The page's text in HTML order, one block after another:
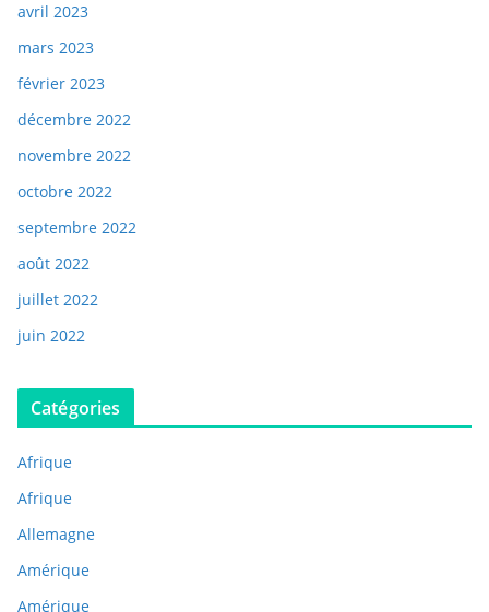
avril 2023
mars 2023
février 2023
décembre 2022
novembre 2022
octobre 2022
septembre 2022
août 2022
juillet 2022
juin 2022
Catégories
Afrique
Afrique
Allemagne
Amérique
Amérique